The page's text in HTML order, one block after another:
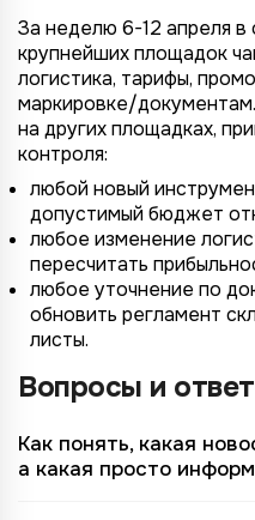
За неделю 6-12 апреля в
крупнейших площадок
логистика, тарифы,
маркировке/
на других площадках,
контроля:
любой новый
допустимый бюджет
любое изменение
пересчитать
любое уточнение по
обновить регламент
листы.
Вопросы и
Как понять, какая
а какая просто